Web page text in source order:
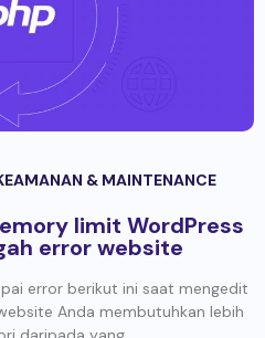
& MAINTENANCE
limit WordPress
error website
error berikut ini saat mengedit
Anda membutuhkan lebih